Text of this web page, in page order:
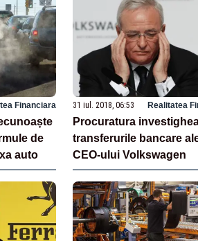
Financiara
de
auto
31 iul. 2018, 06:53 Realitatea
Procuratura
transferurile bancare
CEO-ului Volkswagen